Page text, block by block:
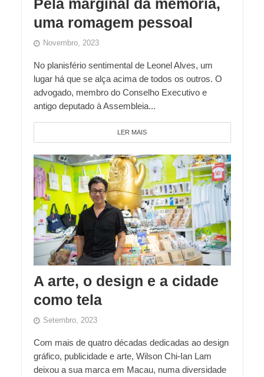
Pela marginal da memória,
uma romagem pessoal
Novembro, 2023
No planisfério sentimental de Leonel Alves, um
lugar há que se alça acima de todos os outros. O
advogado, membro do Conselho Executivo e
antigo deputado à Assembleia...
LER MAIS
A arte, o design e a cidade
como tela
Setembro, 2023
Com mais de quatro décadas dedicadas ao design
gráfico, publicidade e arte, Wilson Chi-Ian Lam
deixou a sua marca em Macau, numa diversidade